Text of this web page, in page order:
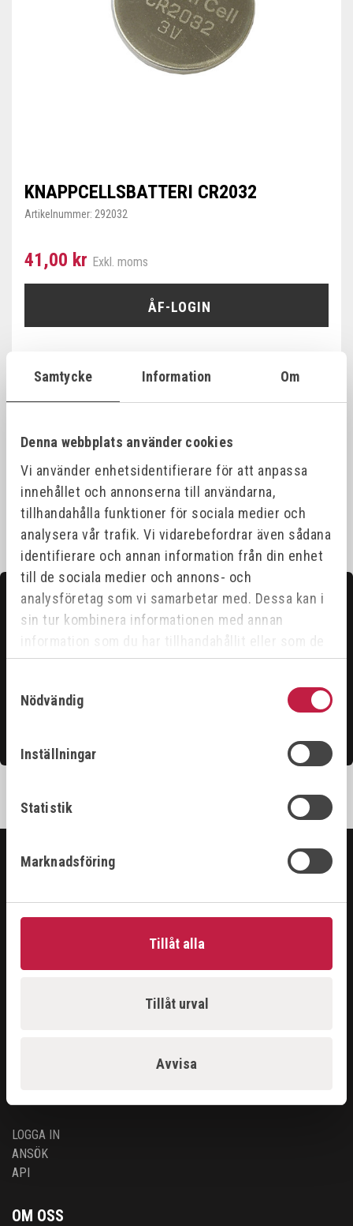
Samtycke Information Om
Denna webbplats använder cookies
Vi använder enhetsidentifierare för att anpassa
innehållet och annonserna till användarna,
tillhandahålla funktioner för sociala medier och
analysera vår trafik. Vi vidarebefordrar även sådana
identifierare och annan information från din enhet
till de sociala medier och annons- och
analysföretag som vi samarbetar med. Dessa kan i
sin tur kombinera informationen med annan
information som du har tillhandahållit eller som de
har samlat in när du har använt deras tjänster.
Nödvändig
Inställningar
Statistik
Marknadsföring
Tillåt alla
Tillåt urval
Avvisa
KNAPPCELLSBATTERI CR2032
Artikelnummer: 292032
41,00 kr Exkl. moms
ÅF-LOGIN
Specifikationer
Kontakta oss
Hittar du inte det du söker?
Våra säljare är riktigt duktiga och hjälper gärna till för
ARBETSPLATS
MASKINER
LOGGA IN
ANSÖK
API
OM OSS